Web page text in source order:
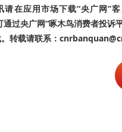
请在应用市场下载“央广网”
过央广网“啄木鸟消费者投诉
转载请联系：